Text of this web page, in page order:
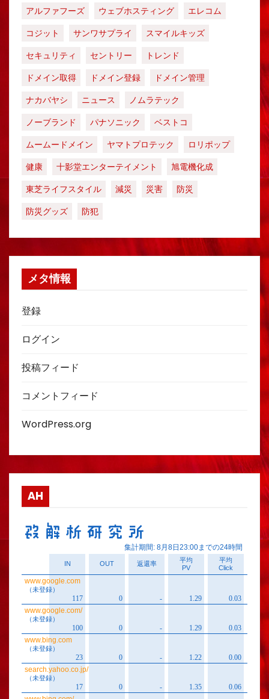
アルファフーズ
ウェブホスティング
エレコム
コジット
サンワサプライ
スマイルキッズ
セキュリティ
セントリー
トレンド
ドメイン取得
ドメイン登録
ドメイン管理
ナカバヤシ
ニュース
ノムラテック
ノーブランド
パナソニック
ベストコ
ムームードメイン
ヤマトプロテック
ロリポップ
健康
十影堂エンターテイメント
旭電機化成
東芝ライフスタイル
減災 災害
防災
防災グッズ
防犯
メタ情報
登録
ログイン
投稿フィード
コメントフィード
WordPress.org
AH